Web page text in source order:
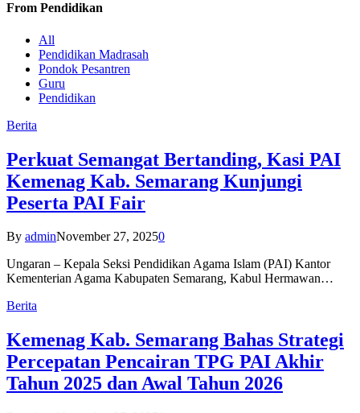
From Pendidikan
All
Pendidikan Madrasah
Pondok Pesantren
Guru
Pendidikan
Berita
Perkuat Semangat Bertanding, Kasi PAI
Kemenag Kab. Semarang Kunjungi
Peserta PAI Fair
By adminNovember 27, 20250
Ungaran – Kepala Seksi Pendidikan Agama Islam (PAI) Kantor
Kementerian Agama Kabupaten Semarang, Kabul Hermawan…
Berita
Kemenag Kab. Semarang Bahas Strategi
Percepatan Pencairan TPG PAI Akhir
Tahun 2025 dan Awal Tahun 2026